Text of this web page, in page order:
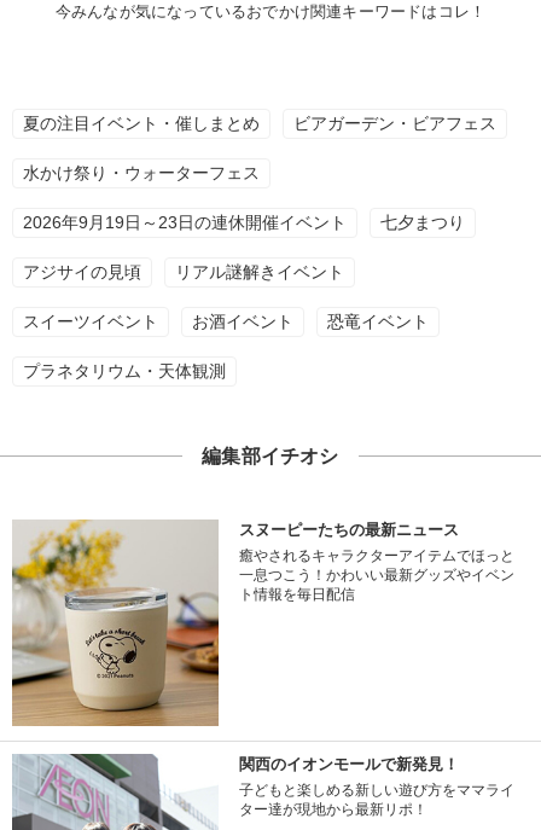
今みんなが気になっているおでかけ関連キーワードはコレ！
夏の注目イベント・催しまとめ ビアガーデン・ビアフェス
水かけ祭り・ウォーターフェス
2026年9月19日～23日の連休開催イベント 七夕まつり
アジサイの見頃 リアル謎解きイベント
スイーツイベント お酒イベント 恐竜イベント
プラネタリウム・天体観測
編集部イチオシ
スヌーピーたちの最新ニュース
癒やされるキャラクターアイテムでほっと
一息つこう！かわいい最新グッズやイベン
ト情報を毎日配信
関西のイオンモールで新発見！
子どもと楽しめる新しい遊び方をママライ
ター達が現地から最新リポ！